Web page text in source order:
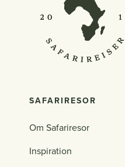
SAFARIRESOR
Om Safariresor
Inspiration